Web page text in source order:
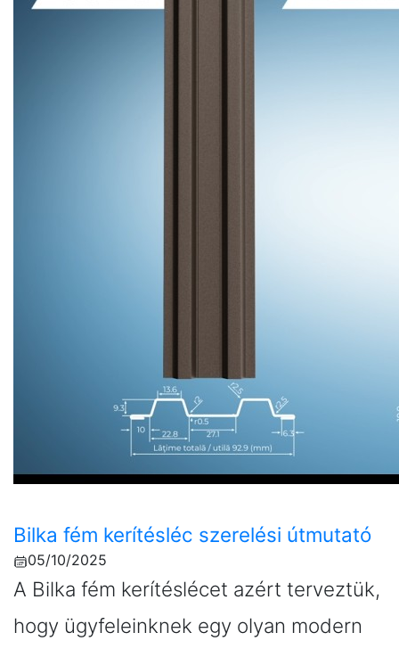
Bilka fém kerítésléc szerelési útmutató
05/10/2025
A Bilka fém kerítéslécet azért terveztük,
hogy ügyfeleinknek egy olyan modern